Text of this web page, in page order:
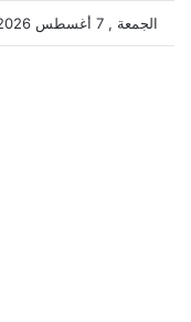
الجمعة , 7 أغسطس 2026